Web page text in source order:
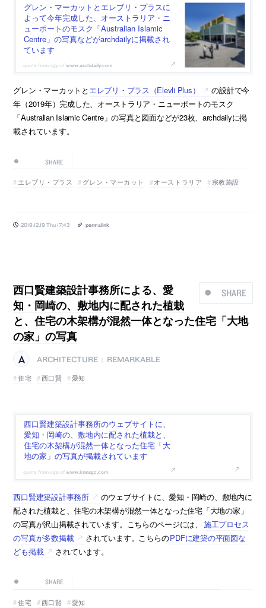
グレン・マーカットとエレブリ・プラスに
よって今年完成した、オーストラリア・ニ
ューポートのモスク「Australian Islamic
Centre」の写真などがarchdailyに掲載され
ています
www.archdaily.com
グレン・マーカットと エレブリ・プラス（Elevli Plus）
の設計で今
年（2019年）完成した、オーストラリア・ニューポートのモスク
「Australian Islamic Centre」の写真と図面などが23枚、archdailyに掲
載されています。
SHARE
エレブリ・プラス グレン・マーカット オーストラリア 宗教施設
2019.12.19 Thu 17:43 permalink
SHARE
西口賢建築設計事務所による、愛
知・岡崎の、敷地内に配された植栽
と、住宅の木架構が混然一体となった住宅「大地
の家」の写真
ARCHITECTURE
REMARKABLE
住宅
西口賢 愛知
西口賢建築設計事務所のウェブサイトに、
愛知・岡崎の、敷地内に配された植栽と、
住宅の木架構が混然一体となった住宅「大
地の家」の写真が掲載されています
www.knnsgc.com
西口賢建築設計事務所
のウェブサイトに、愛知・岡崎の、敷地内に
配された植栽と、住宅の木架構が混然一体となった住宅「大地の家」
の写真が沢山掲載されています。こちらのページには、
施工プロセス
の写真が多数掲載
されています。こちらのPDFに建築の平面図な
ども掲載
されています。
SHARE
住宅 西口賢 愛知